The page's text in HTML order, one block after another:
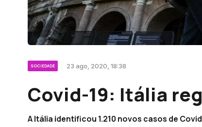
SOCIEDADE 23 ago, 2020, 18:38
Covid-19: Itália
A Itália identificou 1.210 novos casos de